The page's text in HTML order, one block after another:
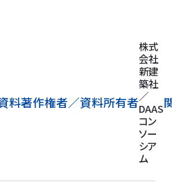
料著作権者／資料所有者
株式
会社
新建
築社
／
DAAS
コン
ソー
シア
ム